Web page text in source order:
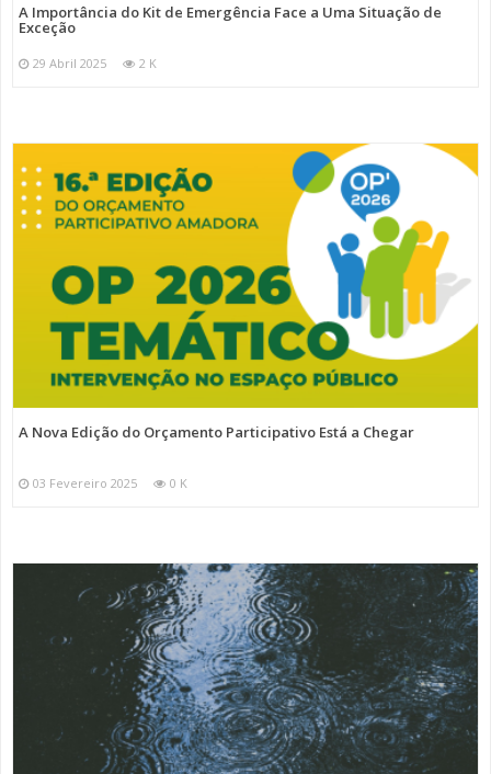
A Importância do Kit de Emergência Face a Uma Situação de
Exceção
29 Abril 2025 2 K
A Nova Edição do Orçamento Participativo Está a Chegar
03 Fevereiro 2025 0 K